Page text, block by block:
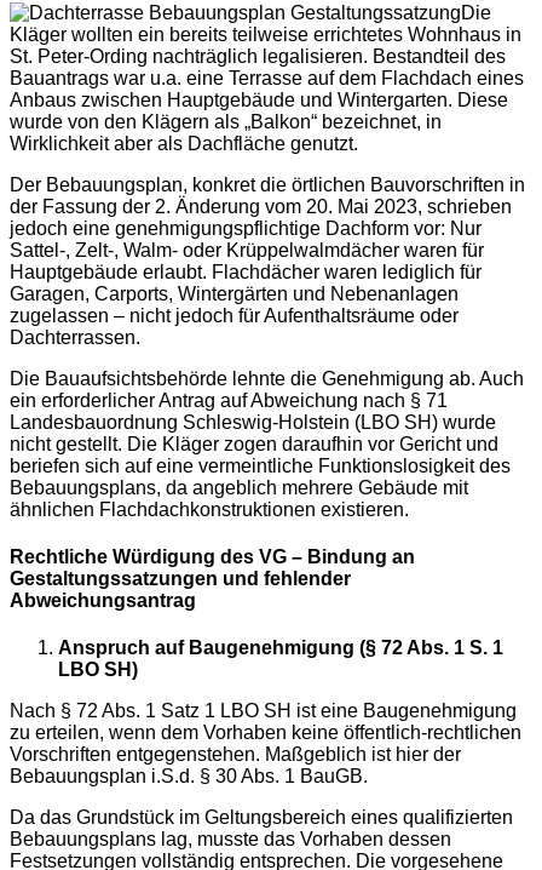
Die
Kläger wollten ein bereits teilweise errichtetes Wohnhaus in
St. Peter-Ording nachträglich legalisieren. Bestandteil des
Bauantrags war u.a. eine Terrasse auf dem Flachdach eines
Anbaus zwischen Hauptgebäude und Wintergarten. Diese
wurde von den Klägern als „Balkon“ bezeichnet, in
Wirklichkeit aber als Dachfläche genutzt.
Der Bebauungsplan, konkret die örtlichen Bauvorschriften in
der Fassung der 2. Änderung vom 20. Mai 2023, schrieben
jedoch eine genehmigungspflichtige Dachform vor: Nur
Sattel-, Zelt-, Walm- oder Krüppelwalmdächer waren für
Hauptgebäude erlaubt. Flachdächer waren lediglich für
Garagen, Carports, Wintergärten und Nebenanlagen
zugelassen – nicht jedoch für Aufenthaltsräume oder
Dachterrassen.
Die Bauaufsichtsbehörde lehnte die Genehmigung ab. Auch
ein erforderlicher Antrag auf Abweichung nach § 71
Landesbauordnung Schleswig-Holstein (LBO SH) wurde
nicht gestellt. Die Kläger zogen daraufhin vor Gericht und
beriefen sich auf eine vermeintliche Funktionslosigkeit des
Bebauungsplans, da angeblich mehrere Gebäude mit
ähnlichen Flachdachkonstruktionen existieren.
Rechtliche Würdigung des VG – Bindung an
Gestaltungssatzungen und fehlender
Abweichungsantrag
Anspruch auf Baugenehmigung (§ 72 Abs. 1 S. 1
LBO SH)
Nach § 72 Abs. 1 Satz 1 LBO SH ist eine Baugenehmigung
zu erteilen, wenn dem Vorhaben keine öffentlich-rechtlichen
Vorschriften entgegenstehen. Maßgeblich ist hier der
Bebauungsplan i.S.d. § 30 Abs. 1 BauGB.
Da das Grundstück im Geltungsbereich eines qualifizierten
Bebauungsplans lag, musste das Vorhaben dessen
Festsetzungen vollständig entsprechen. Die vorgesehene